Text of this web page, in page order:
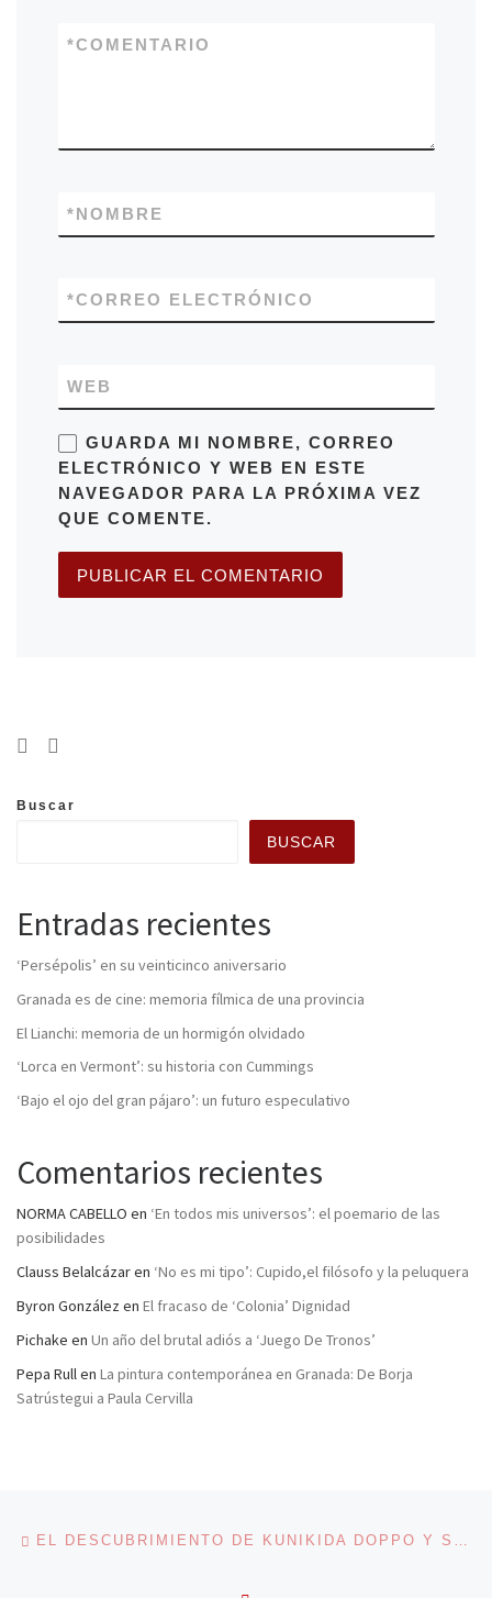
COMENTARIO
*
NOMBRE
*
CORREO ELECTRÓNICO
*
WEB
GUARDA MI NOMBRE, CORREO
ELECTRÓNICO Y WEB EN ESTE
NAVEGADOR PARA LA PRÓXIMA VEZ
QUE COMENTE.
Buscar
BUSCAR
Entradas recientes
‘Persépolis’ en su veinticinco aniversario
Granada es de cine: memoria fílmica de una provincia
El Lianchi: memoria de un hormigón olvidado
‘Lorca en Vermont’: su historia con Cummings
‘Bajo el ojo del gran pájaro’: un futuro especulativo
Comentarios recientes
NORMA CABELLO en ‘En todos mis universos’: el poemario de las
posibilidades
Clauss Belalcázaren ‘No es mi tipo’: Cupido,el filósofo y la peluquera
Byron González en El fracaso de ‘Colonia’ Dignidad
Pichake en Un año del brutal adiós a ‘Juego De Tronos’
Pepa Rullen La pintura contemporánea en Granada: De Borja
Satrústegui a Paula Cervilla
Navegación de entradas EL DESCUBRIMIENTO DE KUNIKIDA DOPPO Y SU ‘MUSASHINO’